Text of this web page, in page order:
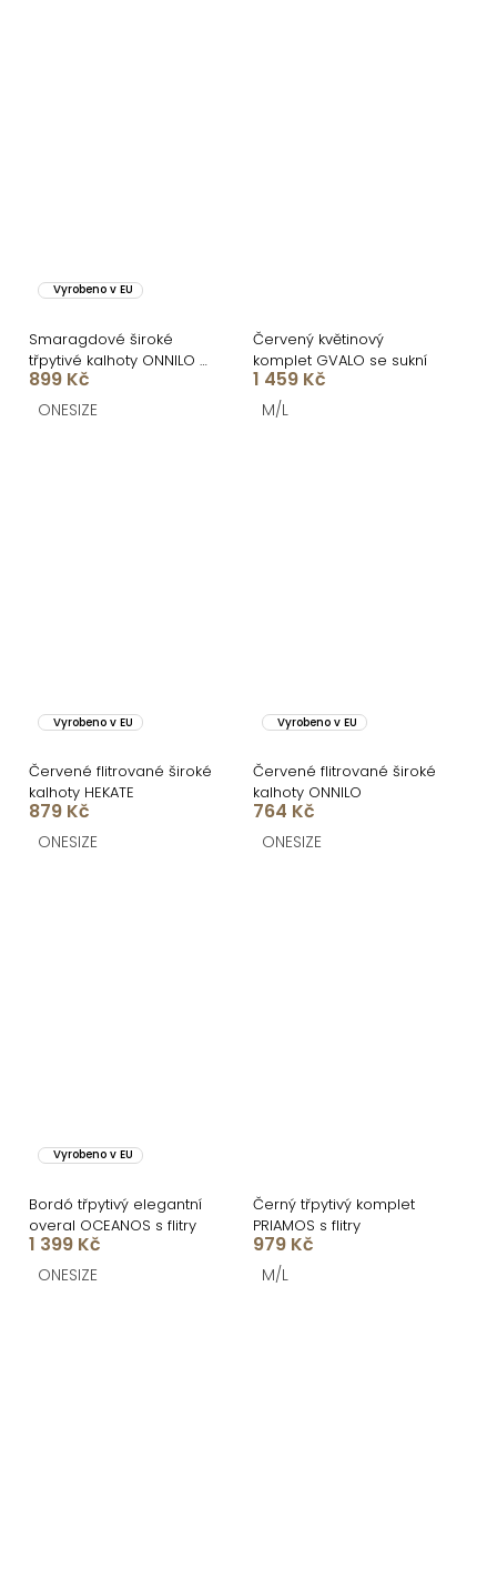
Vyrobeno v EU
Smaragdové široké
třpytivé kalhoty ONNILO s
flitry
899 Kč
ONESIZE
Červený květinový
komplet GVALO se sukní
1 459 Kč
M/L
Vyrobeno v EU
Červené flitrované široké
kalhoty HEKATE
879 Kč
ONESIZE
Vyrobeno v EU
Červené flitrované široké
kalhoty ONNILO
764 Kč
ONESIZE
Vyrobeno v EU
Bordó třpytivý elegantní
overal OCEANOS s flitry
1 399 Kč
ONESIZE
Černý třpytivý komplet
PRIAMOS s flitry
979 Kč
M/L